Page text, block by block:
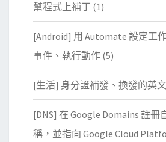
幫程式上補丁 (1)
[Android] 用 Automate 設定工
事件、執行動作 (5)
[生活] 身分證補發、換發的英
[DNS] 在 Google Domains 註冊
稱，並指向 Google Cloud